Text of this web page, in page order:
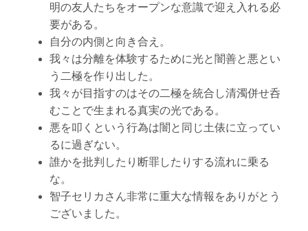
明の友人たちをオープンな意識で迎え入れる必
要がある。
自分の内側と向き合え。
我々は分離を体験するために光と闇善と悪とい
う二極を作り出した。
我々が目指すのはその二極を統合し清濁併せ呑
むことで生まれる真実の光である。
悪を叩くという行為は闇と同じ土俵に立ってい
るに過ぎない。
誰かを批判したり断罪したりする流れに乗る
な。
智子セリカさん非常に重大な情報をありがとう
ございました。